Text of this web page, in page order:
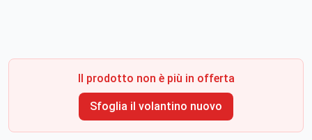
Il prodotto non è più in offerta
Sfoglia il volantino nuovo